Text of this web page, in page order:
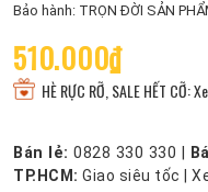
Bảo hành: TRỌN ĐỜI SẢN
510.000₫
HÈ RỰC RỠ, SALE HẾT CỠ:
Bán lẻ: 0828 330 330
TP.HCM: Giao siêu tốc